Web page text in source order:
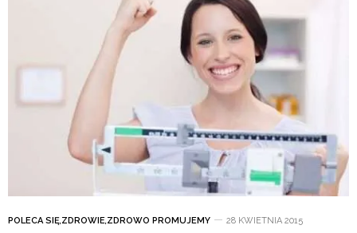
POLECA SIĘ,ZDROWIE,ZDROWO PROMUJEMY 28 KWIETNIA 2015